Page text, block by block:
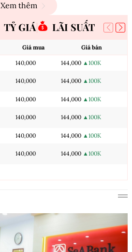
Xem thêm
TỶ GIÁ LÃI SUẤT
Giá mua Giá bán
140,000 144,000 ▲100K
140,000 144,000 ▲100K
140,000 144,000 ▲100K
140,000 144,000 ▲100K
140,000 144,000 ▲100K
140,000 144,000 ▲100K